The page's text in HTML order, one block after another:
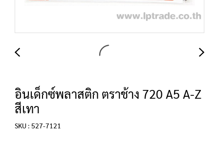
อินเด็กซ์พลาสติก ตราช้าง 720 A5 A-Z
สีเทา
SKU : 527-7121